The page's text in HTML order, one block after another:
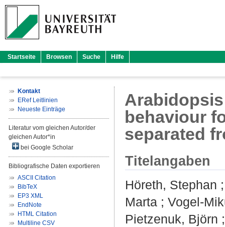
Startseite Browsen Suche Hilfe
Kontakt
ERef Leitlinien
Neueste Einträge
Literatur vom gleichen Autor/der
gleichen Autor*in
bei Google Scholar
Bibliografische Daten exportieren
ASCII Citation
BibTeX
EP3 XML
EndNote
HTML Citation
Multiline CSV
behaviour
separated
Titelangaben
Höreth, Stephan
Marta ; Vogel-
Pietzenuk, Björn